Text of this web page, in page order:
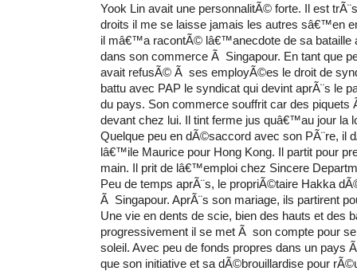
Yook Lin avait une personnalitÃ© forte. Il est
droits il me se laisse jamais les autres sâ€™en
il mâ€™a racontÃ© lâ€™anecdote de sa bataille
dans son commerce Ã Singapour. En tant que
avait refusÃ© Ã ses employÃ©es le droit de
battu avec PAP le syndicat qui devint aprÃ¨s le
du pays. Son commerce souffrit car des piquets
devant chez lui. Il tint ferme jus quâ€™au jour la
Quelque peu en dÃ©saccord avec son PÃ¨re, il
lâ€™ile Maurice pour Hong Kong. Il partit pour
main. Il prit de lâ€™emploi chez Sincere
Peu de temps aprÃ¨s, le propriÃ©taire Hakka
Ã Singapour. AprÃ¨s son mariage, ils partirent
Une vie en dents de scie, bien des hauts et des
progressivement il se met Ã son compte pour
soleil. Avec peu de fonds propres dans un pays
que son initiative et sa dÃ©brouillardise pour